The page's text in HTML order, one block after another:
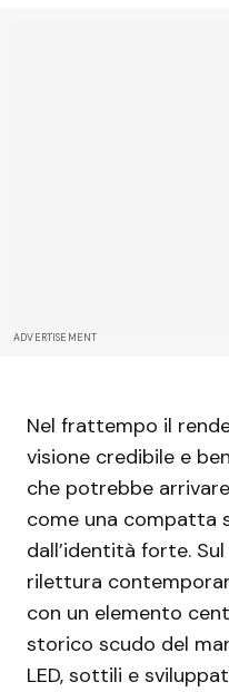
ADVERTISEMENT
Nel frattempo il
visione credibile e
che potrebbe
come una compatta
dall’identità forte.
rilettura
con un elemento
storico scudo del
LED, sottili e